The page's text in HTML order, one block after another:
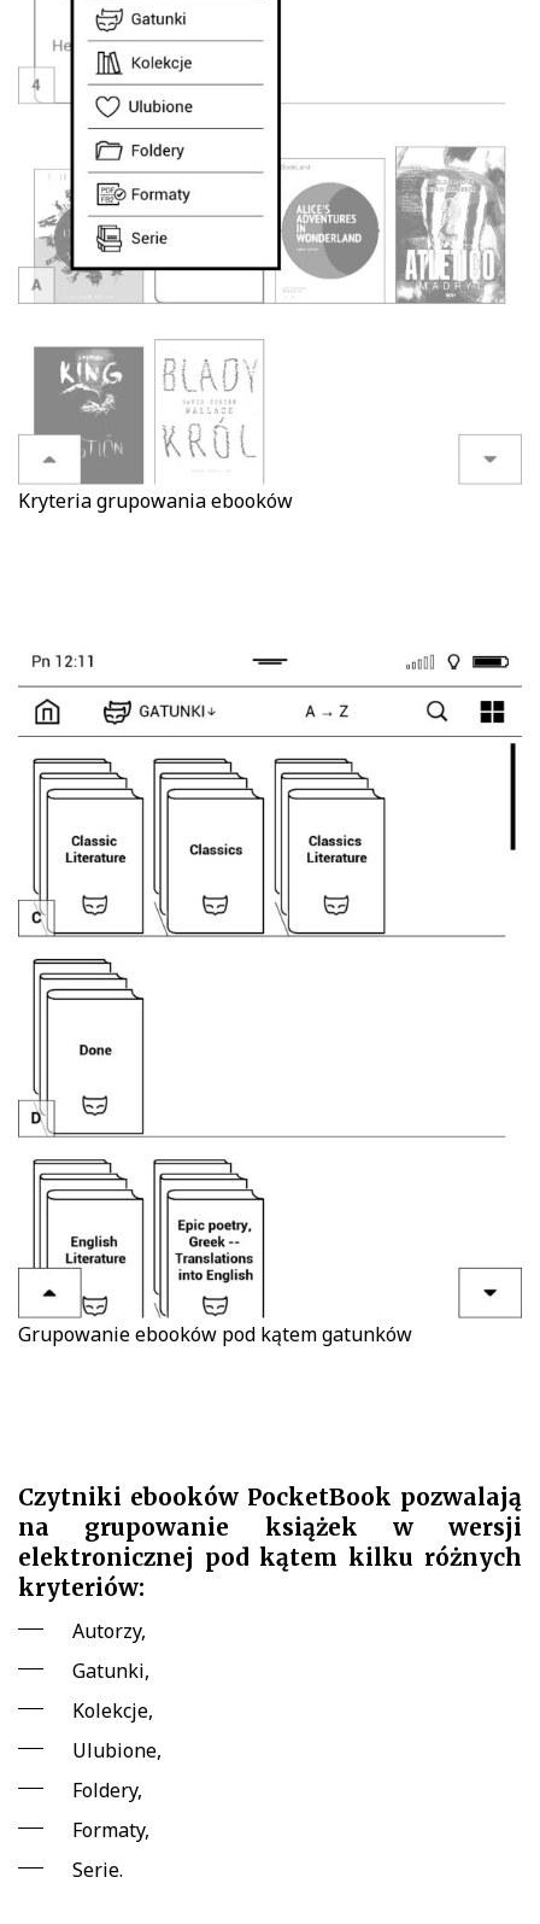
Kryteria grupowania ebooków
Grupowanie ebooków pod kątem gatunków
Czytniki ebooków PocketBook pozwalają
na grupowanie książek w wersji
elektronicznej pod kątem kilku różnych
kryteriów:
Autorzy,
Gatunki,
Kolekcje,
Ulubione,
Foldery,
Formaty,
Serie.